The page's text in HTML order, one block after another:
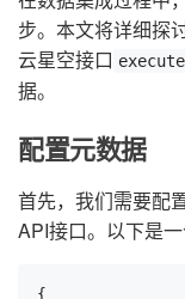
步。本文将详细探
云星空接口
据。
配置元数据
首先，我们需要配
API接口。以下是一
{